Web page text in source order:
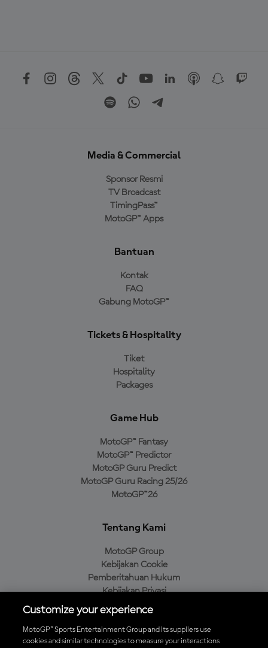
Media & Commercial
Sponsor Resmi
TV Broadcast
TimingPass™
MotoGP™ Apps
Bantuan
Kontak
FAQ
Gabung MotoGP™
Tickets & Hospitality
Tiket
Hospitality
Packages
Game Hub
MotoGP™ Fantasy
MotoGP™ Predictor
MotoGP Guru Predict
MotoGP Guru Racing 25/26
MotoGP™26
Tentang Kami
MotoGP Group
Kebijakan Cookie
Pemberitahuan Hukum
Kebijakan Privasi
Kebijakan Pembelian
Customize your experience
MotoGP™ Sports Entertainment Group and its suppliers use
cookies and similar technologies to measure your interactions